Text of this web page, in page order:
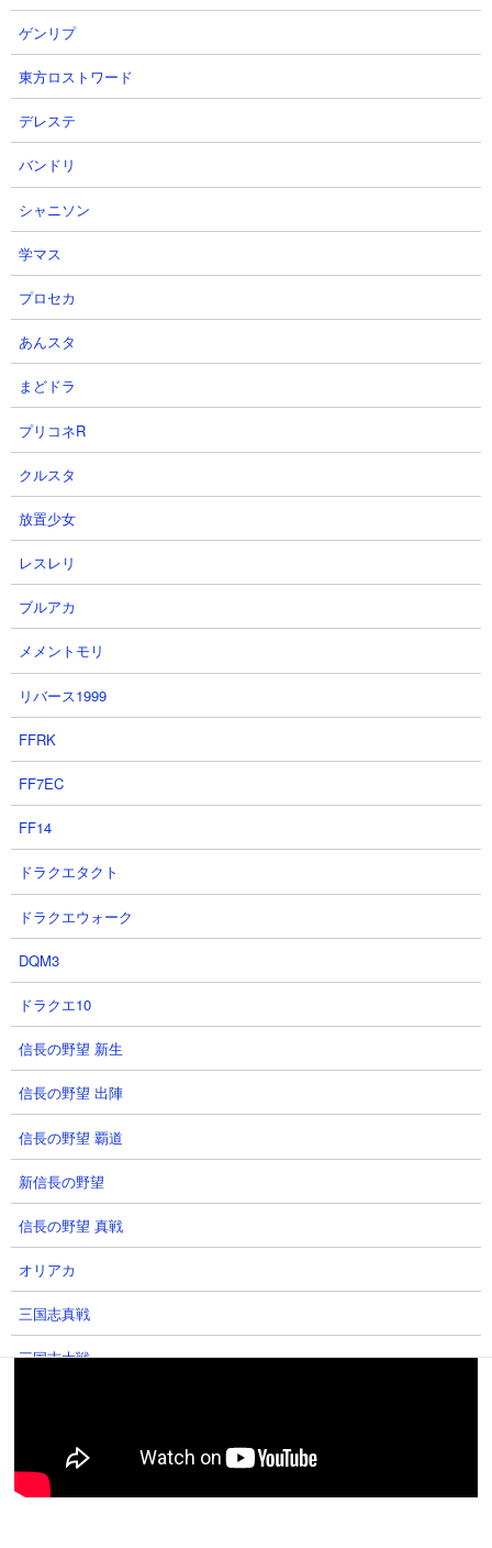
４．王子と死霊 ブラッディージャックやカンカン
を使った3種攻略
【出撃メンバー】
【攻略概要】
「猫叉Master」さんの攻略動画です。ノーアイテム＆ノーにゃん
コンボ。編成はカンカン、キョンシー、ブラッディージャックの3
種のみ。綺羅星ペロはカンカンを先行させて、カルピンチョ用に
キョンシーの壁を築きつつブラッディージャックで押し込む形で
早期決着をつけています、クオリネム相手にもカンカンを潜り込
ませてキョンシーで壁を作り、スターペンのワープをできるだけ
食らわないようにジャックを守りながら戦っています。
５．王子と死霊 ダイゴローやデスハーデスを使っ
た攻略
【出撃メンバー】
【攻略概要】
「にゃんこノーアイテム攻略 課金歴なし」さんの攻略動画です。
ノーアイテム、にゃんコンボは体力と資金回りを盛っています。
編成はチャッソ、サテライト、デスハーデス、にゃんま、カンカ
ン、ポセイドラグーン、ダイゴロー、コンボーイズを組んで挑ん
でいます。ペロ相手にはデスハーデスやダイゴローのようなワー
プ無効キャラで一気に押し込んで勝利。二戦目は大型キャラやカ
ンカンでエイリアン取り巻きを処理しつつエンジェル砲メインで
ボスを削ってクリアにたどりついています。
ゲンリプ
東方ロストワード
デレステ
バンドリ
シャニソン
学マス
プロセカ
あんスタ
まどドラ
プリコネR
クルスタ
放置少女
レスレリ
ブルアカ
メメントモリ
リバース1999
FFRK
FF7EC
FF14
ドラクエタクト
ドラクエウォーク
DQM3
ドラクエ10
信長の野望 新生
信長の野望 出陣
信長の野望 覇道
新信長の野望
信長の野望 真戦
オリアカ
三国志真戦
三国志大戦
新三國志
ゲーム情報総合